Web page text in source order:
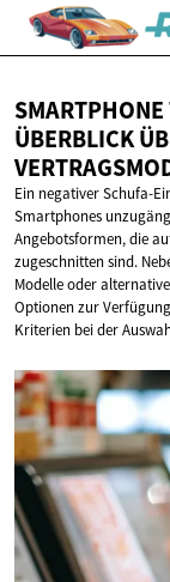
SMARTPHONE
ÜBERBLICK
Ein negativer Schufa-
Smartphones
Angebotsformen, die
zugeschnitten sind.
Modelle oder
Optionen zur
Kriterien bei der